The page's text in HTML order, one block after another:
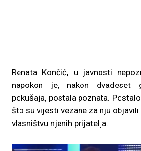
Renata Končić, u javnosti
napokon je, nakon dvadeset
pokušaja, postala poznata.
što su vijesti vezane za nju
vlasništvu njenih prijatelja.